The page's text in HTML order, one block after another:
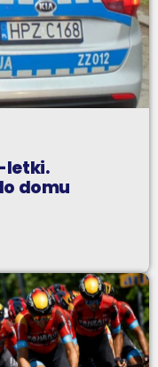
letki.
domu